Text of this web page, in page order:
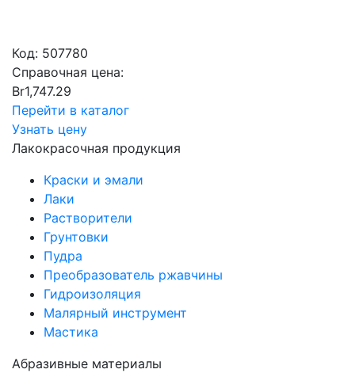
Код: 507780
Справочная цена:
Br1,747.29
Перейти в каталог
Узнать цену
Лакокрасочная продукция
Краски и эмали
Лаки
Растворители
Грунтовки
Пудра
Преобразователь ржавчины
Гидроизоляция
Малярный инструмент
Мастика
Абразивные материалы